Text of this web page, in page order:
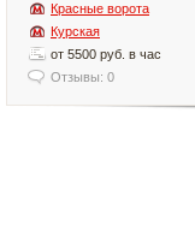
Красные ворота
Курская
от 5500 руб. в час
Отзывы: 0